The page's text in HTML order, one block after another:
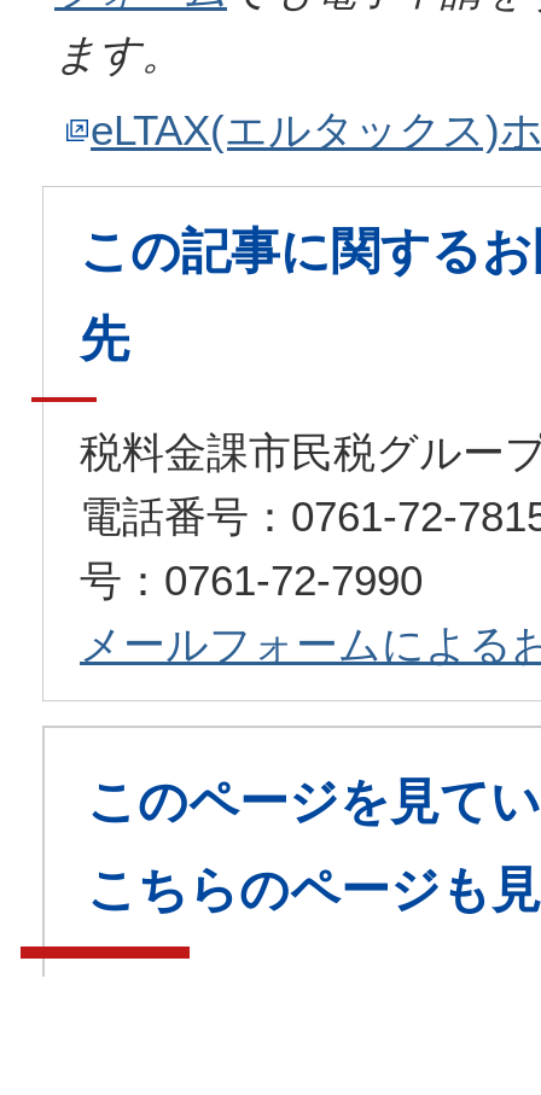
ます。
eLTAX(エルタックス)
この記事に関する
先
税料金課市民税グルー
電話番号：0761-72-
号：0761-72-7990
メールフォームによる
このページを見て
こちらのページも